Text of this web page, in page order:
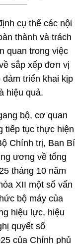
cụ thể các nội
thành và trách
quan trong việc
sắp xếp đơn vị
triển khai kịp
hiệu quả.
bộ, cơ quan
tiếp tục thực hiện
Chính trị, Ban Bí
ương về tổng
tháng 10 năm
XII một số vấn
bộ máy của
hiệu lực, hiệu
quyết số
của Chính phủ